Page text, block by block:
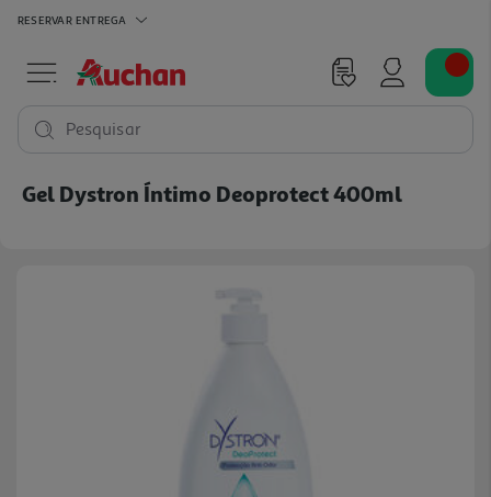
RESERVAR ENTREGA
Pesquisar
Gel Dystron Íntimo Deoprotect 400ml